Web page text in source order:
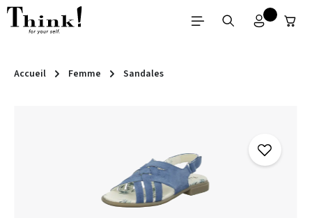
Passer au contenu principal
Accueil Femme Sandales